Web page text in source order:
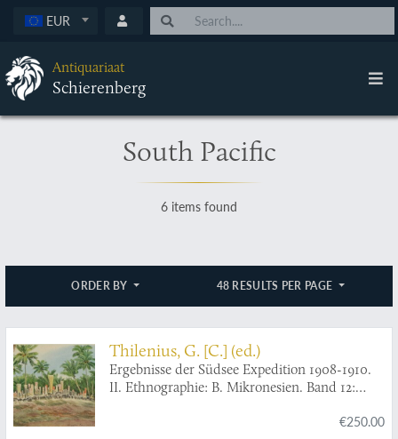
EUR
Antiquariaat
Schierenberg
South Pacific
6 items found
ORDER BY 48 RESULTS PER PAGE
Thilenius, G. [C.] (ed.)
Ergebnisse der Südsee Expedition 1908-1910.
II. Ethnographie: B. Mikronesien. Band 12:
Sikayana, Nuguria, Tauu und Carteret-Inseln.
€250.00